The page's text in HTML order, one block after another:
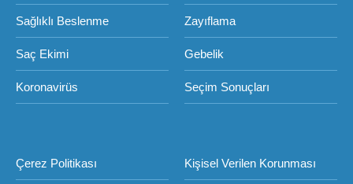
Sağlıklı Beslenme Zayıflama
Saç Ekimi Gebelik
Koronavirüs Seçim Sonuçları
Çerez Politikası Kişisel Verilen Korunması